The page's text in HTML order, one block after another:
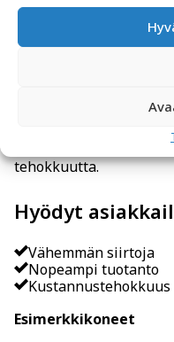
5000 mm, Y 2300 mm,
raskaiden ja suurten
säästöjä
Yhdistetty työstö
tehokkuutta.
Hyödyt
Vähemmän siirtoja
Nopeampi tuotanto
Kustannustehokkuus
Esimerkkikoneet